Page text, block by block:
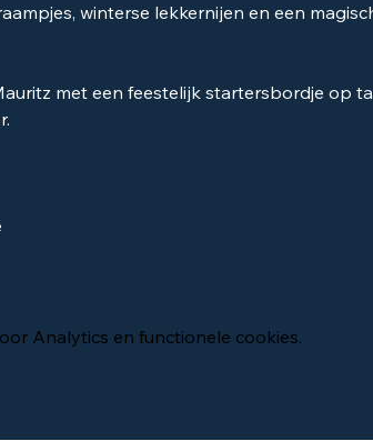
winterse lekkernijen en een
met een feestelijk startersbordje op
Analytics en functionele cookies.